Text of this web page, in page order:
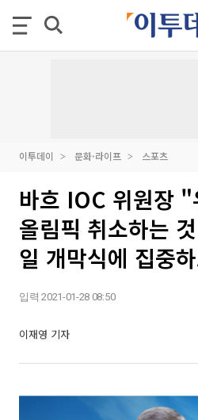
이투데이 문화·라이프 스포츠
바흐 IOC 위원장 "
올림픽 취소하는
일 개막식에 집중
입력 2021-01-28 08:50
이재영 기자